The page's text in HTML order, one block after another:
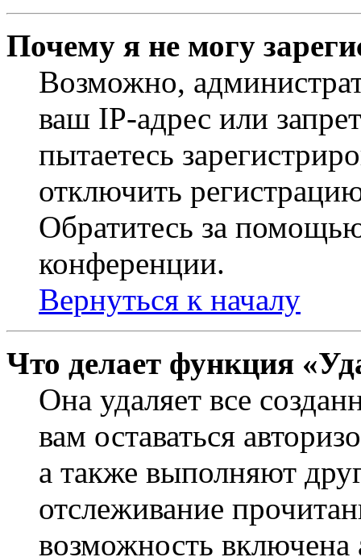
Почему я не могу
Возможно,
ваш IP-адрес или
пытаетесь
отключить
Обратитесь за
конференции.
Вернуться к началу
Что делает функция
Она удаляет все
вам оставаться
а также выполняют
отслеживание
возможность